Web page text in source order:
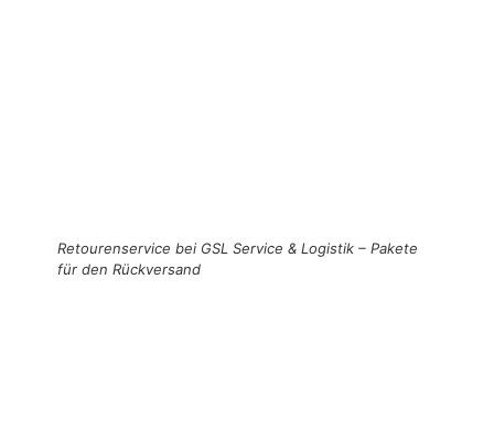
Retourenservice bei GSL Service & Logistik – Pakete
für den Rückversand